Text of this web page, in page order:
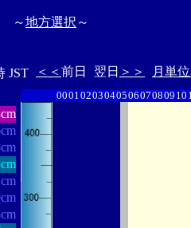
～地方選択 ～
JST ＜＜ 前日 翌日 ＞＞ 月単
00010203040506070809 10